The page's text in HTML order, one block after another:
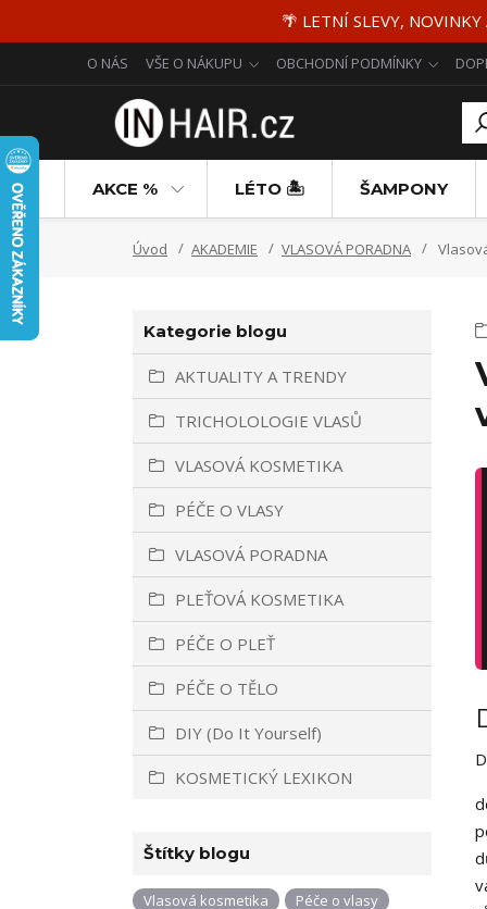
🌴 LETNÍ SLEVY,
O NÁS VŠE O NÁKUPU OBCHODNÍ PODMÍNKY
AKCE % LÉTO 🏝️ ŠAMPONY
Úvod AKADEMIE VLASOVÁ PORADNA
Kategorie blogu
AKTUALITY A TRENDY
TRICHOLOLOGIE VLASŮ
VLASOVÁ KOSMETIKA
PÉČE O VLASY
VLASOVÁ PORADNA
PLEŤOVÁ KOSMETIKA
PÉČE O PLEŤ
PÉČE O TĚLO
DIY (Do It Yourself)
KOSMETICKÝ LEXIKON
Štítky blogu
Vlasová kosmetika
Péče o vlasy